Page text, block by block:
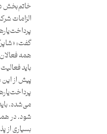
خاتم‌بخش
الزامات
گفت:
همه
باید
پیش‌ از این
می‌شده،
شود. در
بسیاری از